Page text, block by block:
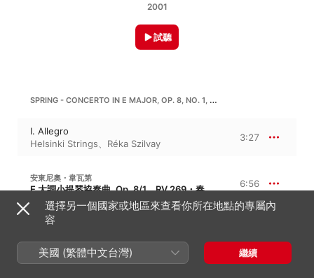
2001
試聽
SPRING - CONCERTO IN E MAJOR, OP. 8, NO. 1, RV. 269
I. Allegro
Helsinki Strings
Réka Szilvay
3:27
安東尼奧・韋瓦第
E 大調小提琴協奏曲, Op. 8/1，RV 269・春、選自四季 6:56
II. Largo
Helsinki Strings
III. Allegro
Helsinki Strings、Réka Szilvay
4:26
選擇另一個國家或地區來查看你所在地點的專屬內
容
美國 (繁體中文台灣) 繼續